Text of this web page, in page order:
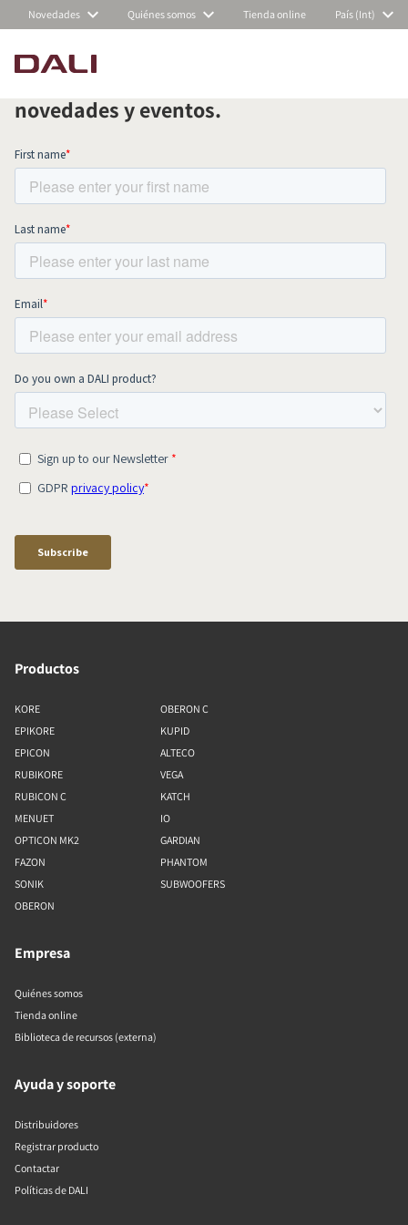
Novedades Quiénes somos Tienda online País (Int)
COMPARAR PRODUCTOS
Suscríbete a nuestra newsletter
mensual y mantente al día de todas las
novedades y eventos.
Productos
KORE
EPIKORE
EPICON
RUBIKORE
RUBICON C
MENUET
OPTICON MK2
FAZON
SONIK
OBERON
OBERON C
KUPID
ALTECO
VEGA
KATCH
IO
GARDIAN
PHANTOM
SUBWOOFERS
Empresa
Quiénes somos
Tienda online
Biblioteca de recursos (externa)
Ayuda y soporte
Distribuidores
Registrar producto
Contactar
Políticas de DALI